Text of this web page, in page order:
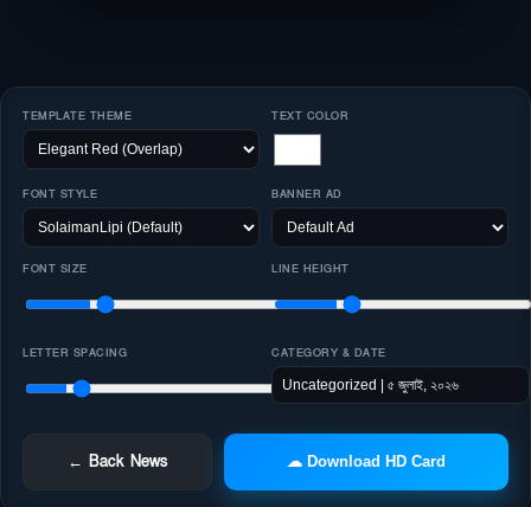
TEMPLATE THEME TEXT COLOR
FONT STYLE BANNER AD
FONT SIZE LINE HEIGHT
LETTER SPACING CATEGORY & DATE
← Back News ☁ Download HD Card